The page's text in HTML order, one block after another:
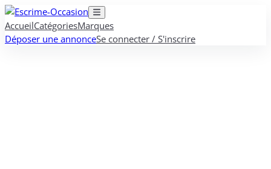
AccueilCatégoriesMarques
Déposer une annonceSe connecter / S'inscrire